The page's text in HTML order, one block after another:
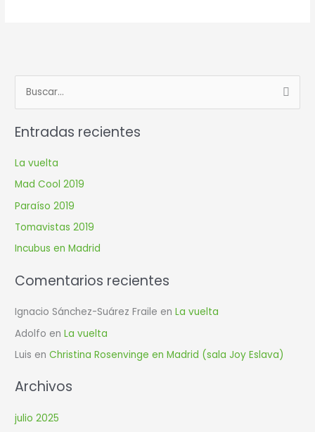
u
s
a
r
p
o
r
Entradas recientes
La vuelta
Mad Cool 2019
Paraíso 2019
Tomavistas 2019
Incubus en Madrid
Comentarios recientes
Ignacio Sánchez-Suárez Fraile enLa vuelta
Adolfo enLa vuelta
Luis enChristina Rosenvinge en Madrid (sala Joy Eslava)
Archivos
julio 2025